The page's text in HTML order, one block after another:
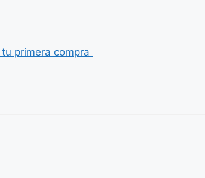
tu primera compra